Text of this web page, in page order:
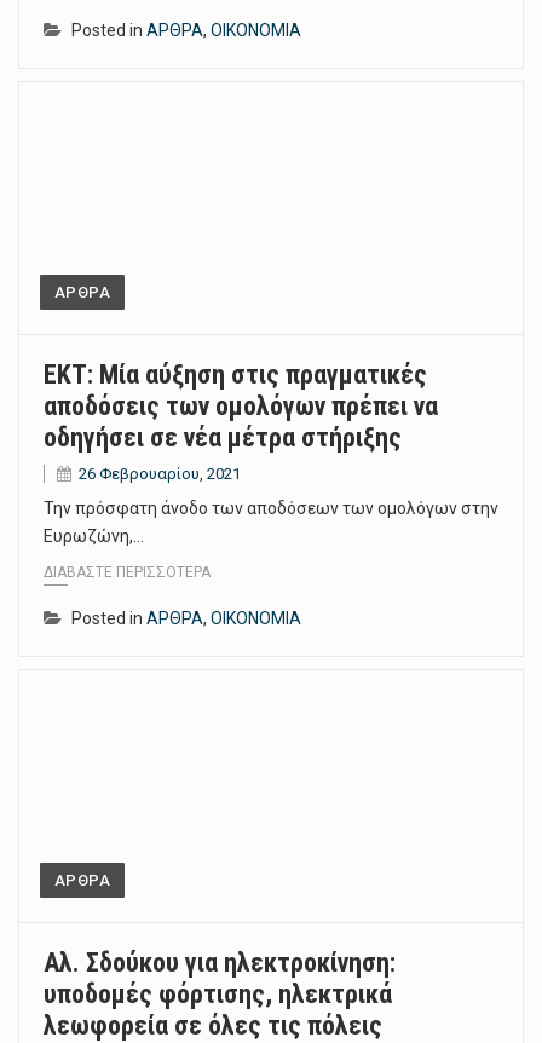
Posted in ΑΡΘΡΑ, ΟΙΚΟΝΟΜΙΑ
ΑΡΘΡΑ
ΕΚΤ: Μία αύξηση στις πραγματικές
αποδόσεις των ομολόγων πρέπει να
οδηγήσει σε νέα μέτρα στήριξης
26 Φεβρουαρίου, 2021
Την πρόσφατη άνοδο των αποδόσεων των ομολόγων στην
Ευρωζώνη,…
ΔΙΑΒΆΣΤΕ ΠΕΡΙΣΣΌΤΕΡΑ
Posted in ΑΡΘΡΑ, ΟΙΚΟΝΟΜΙΑ
ΑΡΘΡΑ
Αλ. Σδούκου για ηλεκτροκίνηση:
υποδομές φόρτισης, ηλεκτρικά
λεωφορεία σε όλες τις πόλεις